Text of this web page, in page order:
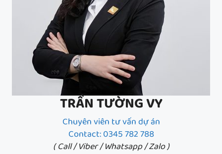
TRẦN TƯỜNG VY
Chuyên viên tư vấn dự án
Contact: 0345 782 788
( Call / Viber / Whatsapp / Zalo )